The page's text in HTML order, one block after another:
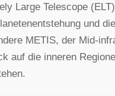
Large Telescope
und
METIS, der Mid-
auf die inneren